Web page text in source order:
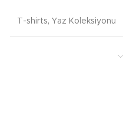
T-shirts, Yaz Koleksiyonu